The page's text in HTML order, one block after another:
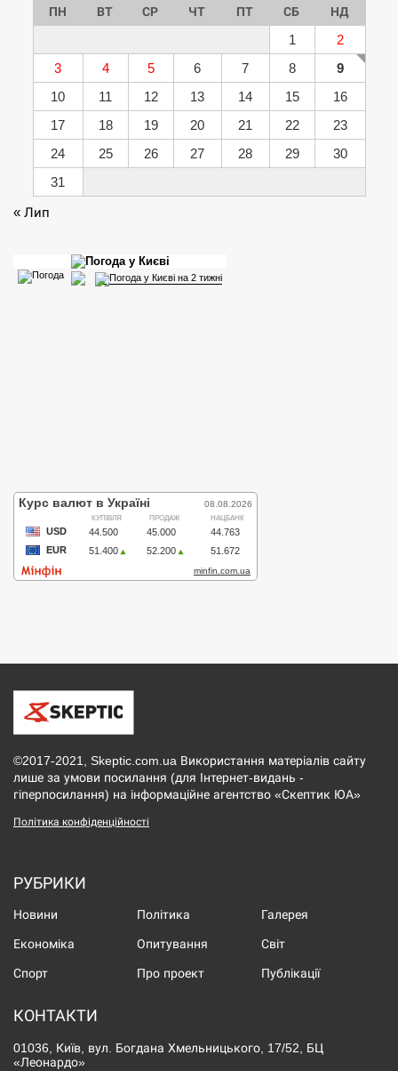
ПН ВТ СР ЧТ ПТ СБ НД
1
2
3
4 5 6 7 8
9
10
11 12 13 14 15
16
17
18 19 20 21 22
23
24
25 26 27 28 29
30
31
« Лип
©2017-2021, Skeptic.com.ua Використання матеріалів сайту
лише за умови посилання (для Інтернет-видань -
гіперпосилання) на інформаційне агентство «Скептик ЮА»
Політика конфіденційності
РУБРИКИ
Новини Політика Галерея
Економіка Опитування Світ
Спорт Про проект Публікації
КОНТАКТИ
01036, Київ, вул. Богдана Хмельницького, 17/52, БЦ
«Леонардо»